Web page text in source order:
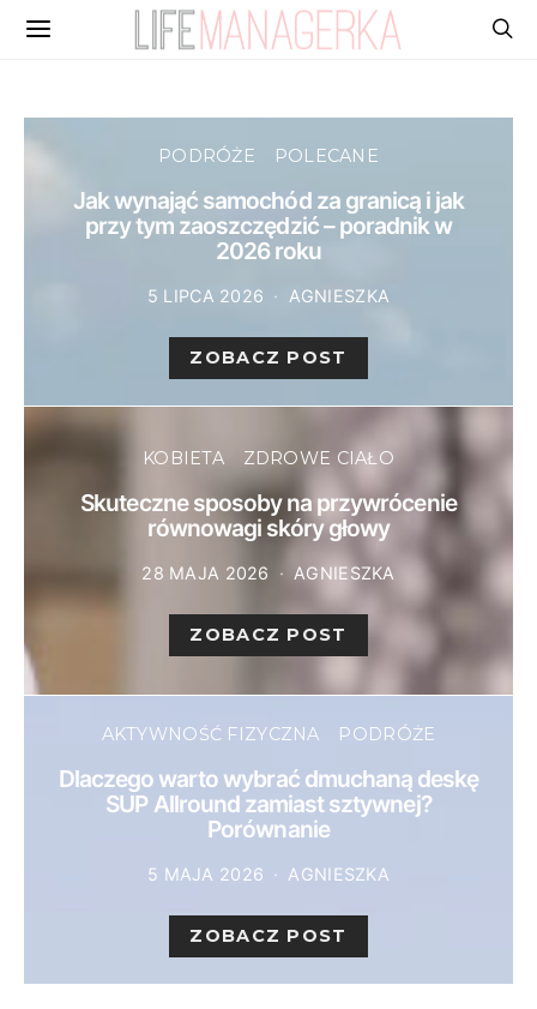
PODRÓŻE POLECANE
Jak wynająć samochód za granicą i jak
przy tym zaoszczędzić – poradnik w
2026 roku
5 LIPCA 2026 AGNIESZKA
ZOBACZ POST
KOBIETA ZDROWE CIAŁO
Skuteczne sposoby na przywrócenie
równowagi skóry głowy
28 MAJA 2026 AGNIESZKA
ZOBACZ POST
AKTYWNOŚĆ FIZYCZNA PODRÓŻE
Dlaczego warto wybrać dmuchaną deskę
SUP Allround zamiast sztywnej?
Porównanie
5 MAJA 2026 AGNIESZKA
ZOBACZ POST